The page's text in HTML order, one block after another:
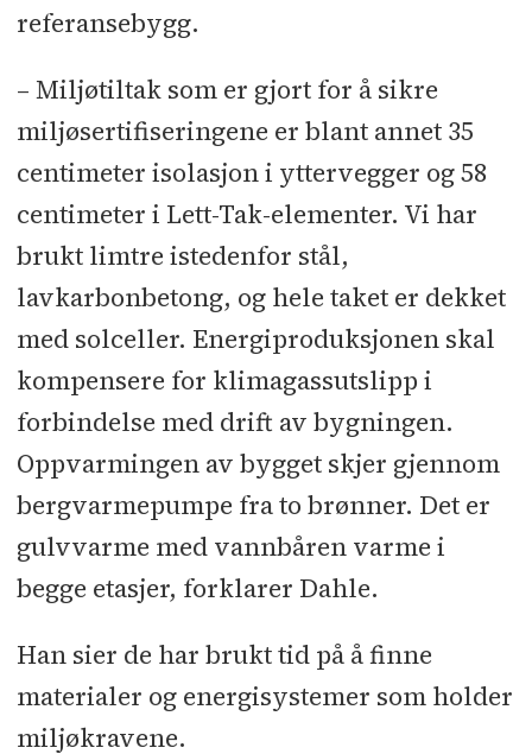
referansebygg.
– Miljøtiltak som er gjort for å sikre
miljøsertifiseringene er blant annet 35
centimeter isolasjon i yttervegger og 58
centimeter i Lett-Tak-elementer. Vi har
brukt limtre istedenfor stål,
lavkarbonbetong, og hele taket er dekket
med solceller. Energiproduksjonen skal
kompensere for klimagassutslipp i
forbindelse med drift av bygningen.
Oppvarmingen av bygget skjer gjennom
bergvarmepumpe fra to brønner. Det er
gulvvarme med vannbåren varme i
begge etasjer, forklarer Dahle.
Han sier de har brukt tid på å finne
materialer og energisystemer som holder
miljøkravene.